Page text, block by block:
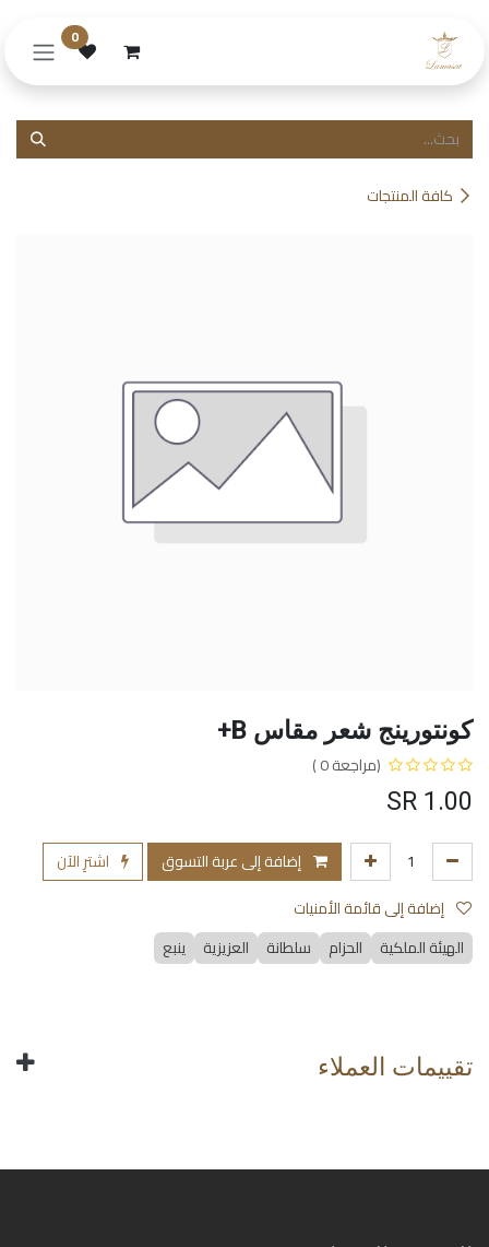
0
كافة المنتجات
كونتورينج شعر مقاس B+
(مراجعة 0 )
1.00
إضافة إلى عربة التسوق
اشترِ الآن
الهيئة الملكية
الحزام سلطانة العزيزية ينبع
تقييمات العملاء